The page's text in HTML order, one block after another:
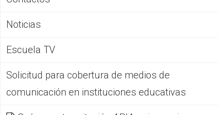
Noticias
Escuela TV
Solicitud para cobertura de medios de
comunicación en instituciones educativas